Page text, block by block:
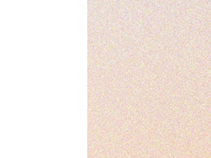
제11장 진정으로 사랑
유일무이한 ‘너’와의
가치 있다고 생각하라
제12장 연결되고 싶은